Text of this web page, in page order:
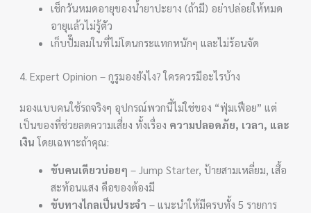
เช็กวันหมดอายุของน้ำยาปะยาง (ถ้ามี) อย่าปล่อยให้หมด
อายุแล้วไม่รู้ตัว
เก็บปั๊มลมในที่ไม่โดนกระแทกหนักๆ และไม่ร้อนจัด
4. Expert Opinion – กูรูมองยังไง? ใครควรมีอะไรบ้าง
มองแบบคนใช้รถจริงๆ อุปกรณ์พวกนี้ไม่ใช่ของ “ฟุ่มเฟือย” แต่
เป็นของที่ช่วยลดความเสี่ยง ทั้งเรื่อง ความปลอดภัย, เวลา, และ
เงิน โดยเฉพาะถ้าคุณ:
ขับคนเดียวบ่อยๆ – Jump Starter, ป้ายสามเหลี่ยม, เสื้อ
สะท้อนแสง คือของต้องมี
ขับทางไกลเป็นประจำ – แนะนำให้มีครบทั้ง 5 รายการ